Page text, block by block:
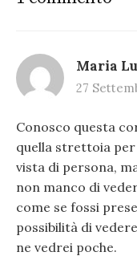
Maria
27
Conosco questa
quella strettoia per
vista di persona,
non manco di
come se fossi
possibilità di
ne vedrei poche.